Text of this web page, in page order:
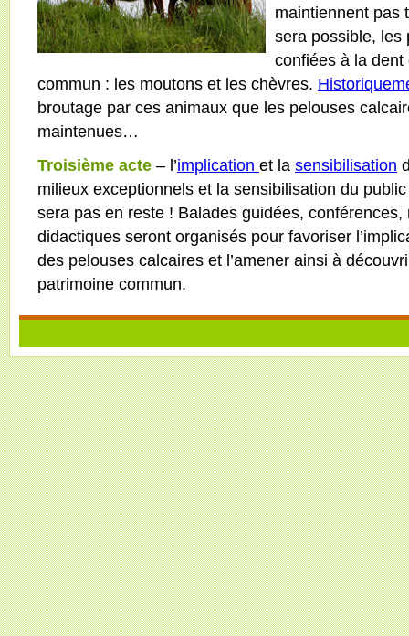
maintiennent pas
sera possible, les
confiées à la
commun : les moutons et les chèvres.
broutage par ces animaux que les pelouses
maintenues…
Troisième acte – l’implication et la sensibilisation
milieux exceptionnels et la sensibilisation du
sera pas en reste ! Balades guidées,
didactiques seront organisés pour favoriser
des pelouses calcaires et l’amener ainsi à
patrimoine commun.